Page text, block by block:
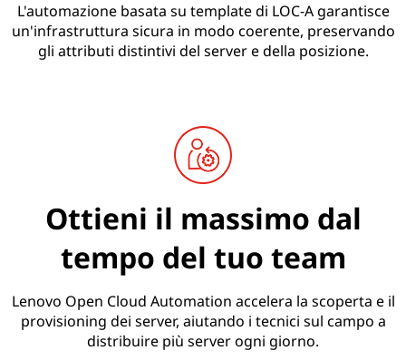
L'automazione basata su template di LOC-A garantisce
un'infrastruttura sicura in modo coerente, preservando
gli attributi distintivi del server e della posizione.
Ottieni il massimo dal
tempo del tuo team
Lenovo Open Cloud Automation accelera la scoperta e il
provisioning dei server, aiutando i tecnici sul campo a
distribuire più server ogni giorno.